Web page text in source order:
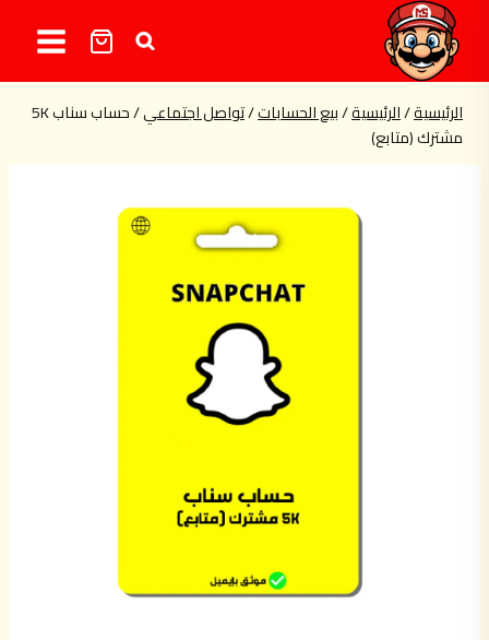
التجاوز
المحتوى
الرئيسية/الرئيسية/بيع الحسابات/تواصل اجتماعي/
حساب سناب 5K
مشترك (متابع)